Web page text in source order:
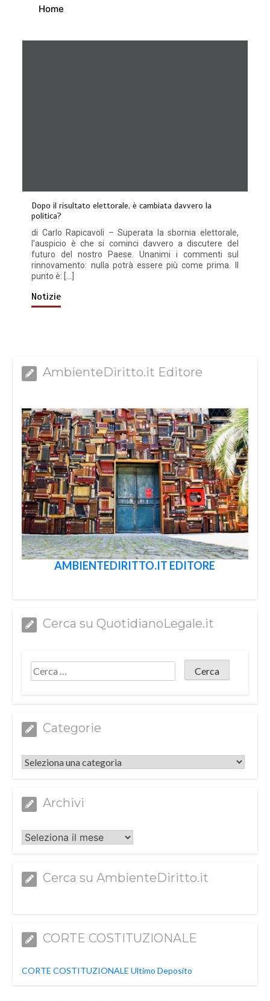
Home
Dopo il risultato elettorale, è cambiata davvero la
politica?
di Carlo Rapicavoli – Superata la sbornia elettorale,
l’auspicio è che si cominci davvero a discutere del
futuro del nostro Paese. Unanimi i commenti sul
rinnovamento: nulla potrà essere più come prima. Il
punto è: […]
Notizie
AmbienteDiritto.it Editore
AMBIENTEDIRITTO.IT EDITORE
Cerca su QuotidianoLegale.it
Categorie
Categorie
Archivi
Archivi
Cerca su AmbienteDiritto.it
CORTE COSTITUZIONALE
CORTE COSTITUZIONALE Ultimo Deposito